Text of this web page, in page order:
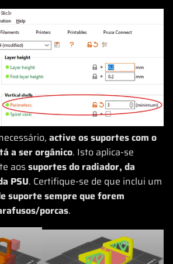
active os suportes com o
a ser orgânico. Isto aplica-se
aos suportes do radiador, da
PSU. Certifique-se de que inclui um
suporte sempre que forem
porcas.